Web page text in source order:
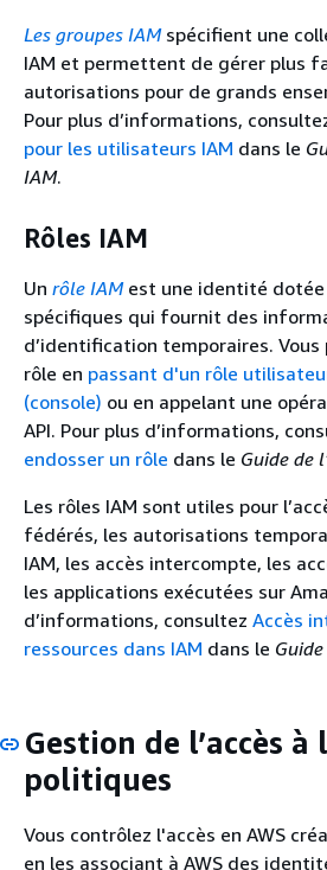
Les groupes IAMspécifient une
IAM et permettent de gérer plus
autorisations pour de grands
Pour plus d’informations,
pour les utilisateurs IAM dans le
IAM.
Rôles IAM
Un rôle IAMest une identité dotée
spécifiques qui fournit des
d’identification temporaires. Vous
rôle en passant d'un rôle
(console) ou en appelant une
API. Pour plus d’informations,
endosser un rôle dans le Guide de
Les rôles IAM sont utiles pour
fédérés, les autorisations
IAM, les accès intercompte, les
les applications exécutées sur
d’informations, consultez Accès
ressources dans IAM dans le
Gestion de l’accès à
politiques
Vous contrôlez l'accès en AWS
en les associant à AWS des